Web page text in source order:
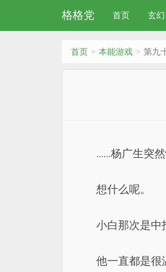
格格党 首页 玄幻
首页 本能游戏 第九
……杨广生突然
想什么呢。
小白那次是中
他一直都是很